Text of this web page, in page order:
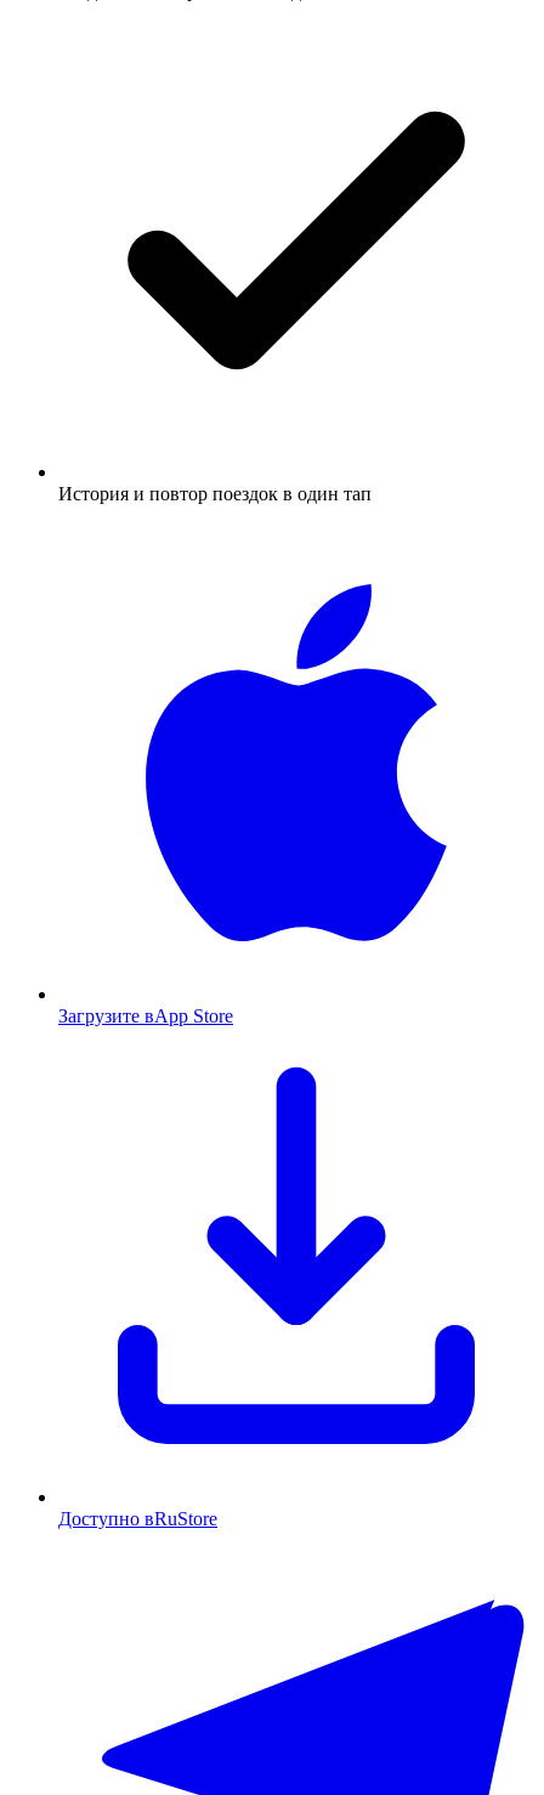
История и повтор поездок в один тап
Загрузите вApp Store
Доступно вRuStore